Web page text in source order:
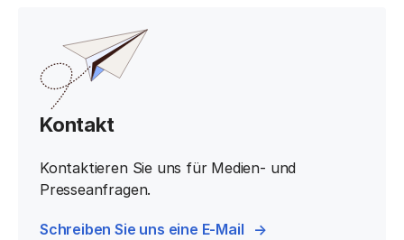
Kontakt
Kontaktieren Sie uns für Medien- und
Presseanfragen.
Schreiben Sie uns eine E-Mail